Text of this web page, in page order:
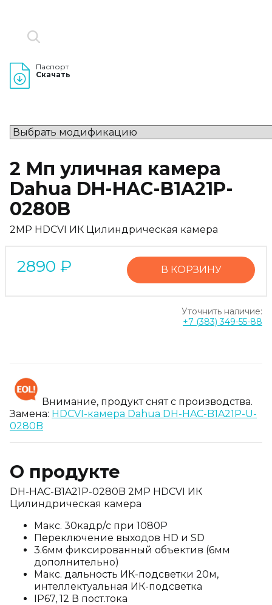
Паспорт
Скачать
2 Мп уличная камера
Dahua DH-HAC-B1A21P-
0280B
2MP HDCVI ИК Цилиндрическая камера
2890 ₽ В КОРЗИНУ
Уточнить наличие:
+7 (383) 349-55-88
Внимание, продукт снят с производства.
Замена: HDCVI-камера Dahua DH-HAC-B1A21P-U-
0280B
О продукте
DH-HAC-B1A21P-0280B 2MP HDCVI ИК
Цилиндрическая камера
Макс. 30кадр/с при 1080P
Переключение выходов HD и SD
3.6мм фиксированный объектив (6мм
дополнительно)
Макс. дальность ИК-подсветки 20м,
интеллектуальная ИК-подсветка
IP67, 12 В пост.тока